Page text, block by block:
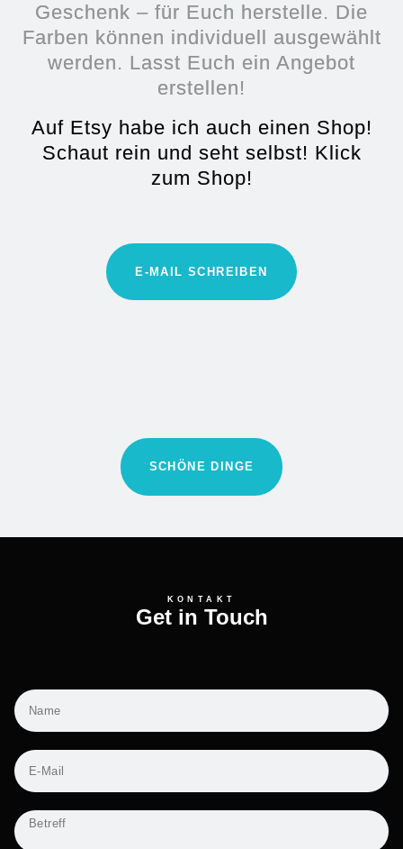
Geschenk – für Euch herstelle. Die
Farben können individuell ausgewählt
werden. Lasst Euch ein Angebot
erstellen!
Auf Etsy habe ich auch einen Shop!
Schaut rein und seht selbst! Klick
zum Shop!
E-MAIL SCHREIBEN
SCHÖNE DINGE
KONTAKT
Get in Touch